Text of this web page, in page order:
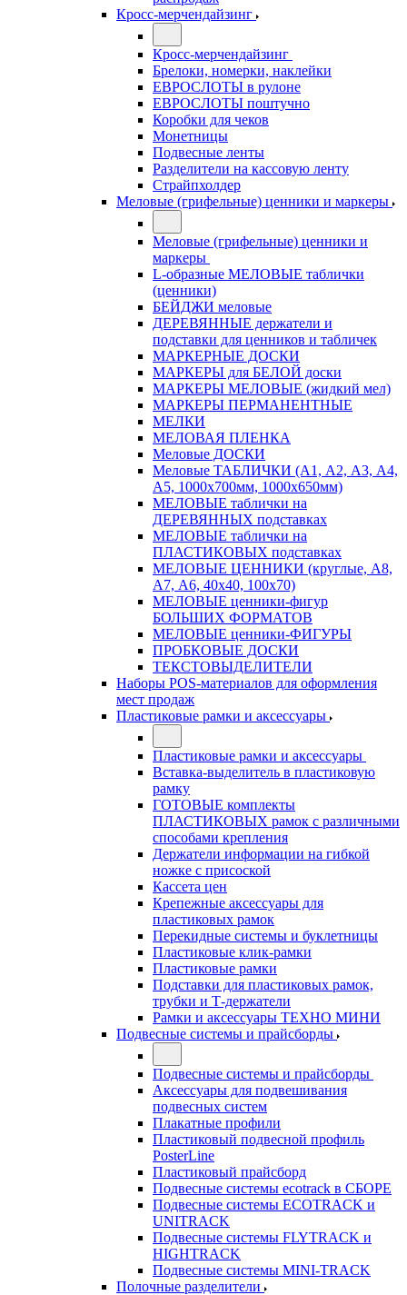
Кросс-мерчендайзинг
Кросс-мерчендайзинг
Брелоки, номерки, наклейки
ЕВРОСЛОТЫ в рулоне
ЕВРОСЛОТЫ поштучно
Коробки для чеков
Монетницы
Подвесные ленты
Разделители на кассовую ленту
Страйпхолдер
Меловые (грифельные) ценники и маркеры
Меловые (грифельные) ценники и
маркеры
L-образные МЕЛОВЫЕ таблички
(ценники)
БЕЙДЖИ меловые
ДЕРЕВЯННЫЕ держатели и
подставки для ценников и табличек
МАРКЕРНЫЕ ДОСКИ
МАРКЕРЫ для БЕЛОЙ доски
МАРКЕРЫ МЕЛОВЫЕ (жидкий мел)
МАРКЕРЫ ПЕРМАНЕНТНЫЕ
МЕЛКИ
МЕЛОВАЯ ПЛЕНКА
Меловые ДОСКИ
Меловые ТАБЛИЧКИ (А1, А2, А3, А4,
А5, 1000х700мм, 1000х650мм)
МЕЛОВЫЕ таблички на
ДЕРЕВЯННЫХ подставках
МЕЛОВЫЕ таблички на
ПЛАСТИКОВЫХ подставках
МЕЛОВЫЕ ЦЕННИКИ (круглые, А8,
А7, А6, 40х40, 100х70)
МЕЛОВЫЕ ценники-фигур
БОЛЬШИХ ФОРМАТОВ
МЕЛОВЫЕ ценники-ФИГУРЫ
ПРОБКОВЫЕ ДОСКИ
ТЕКСТОВЫДЕЛИТЕЛИ
Наборы POS-материалов для оформления
мест продаж
Пластиковые рамки и аксессуары
Пластиковые рамки и аксессуары
Вставка-выделитель в пластиковую
рамку
ГОТОВЫЕ комплекты
ПЛАСТИКОВЫХ рамок с различными
способами крепления
Держатели информации на гибкой
ножке с присоской
Кассета цен
Крепежные аксессуары для
пластиковых рамок
Перекидные системы и буклетницы
Пластиковые клик-рамки
Пластиковые рамки
Подставки для пластиковых рамок,
трубки и Т-держатели
Рамки и аксессуары ТЕХНО МИНИ
Подвесные системы и прайсборды
Подвесные системы и прайсборды
Аксессуары для подвешивания
подвесных систем
Плакатные профили
Пластиковый подвесной профиль
PosterLine
Пластиковый прайсборд
Подвесные системы ecotrack в СБОРЕ
Подвесные системы ECOTRACK и
UNITRACK
Подвесные системы FLYTRACK и
HIGHTRACK
Подвесные системы MINI-TRACK
Полочные разделители